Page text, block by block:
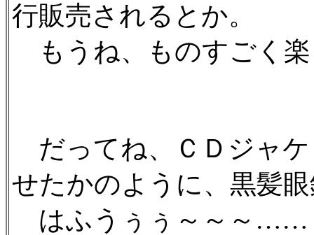
行販売されるとか。
もうね、ものすごく
だってね、ＣＤジャ
せたかのように、黒髪
はふうぅぅ～～～……